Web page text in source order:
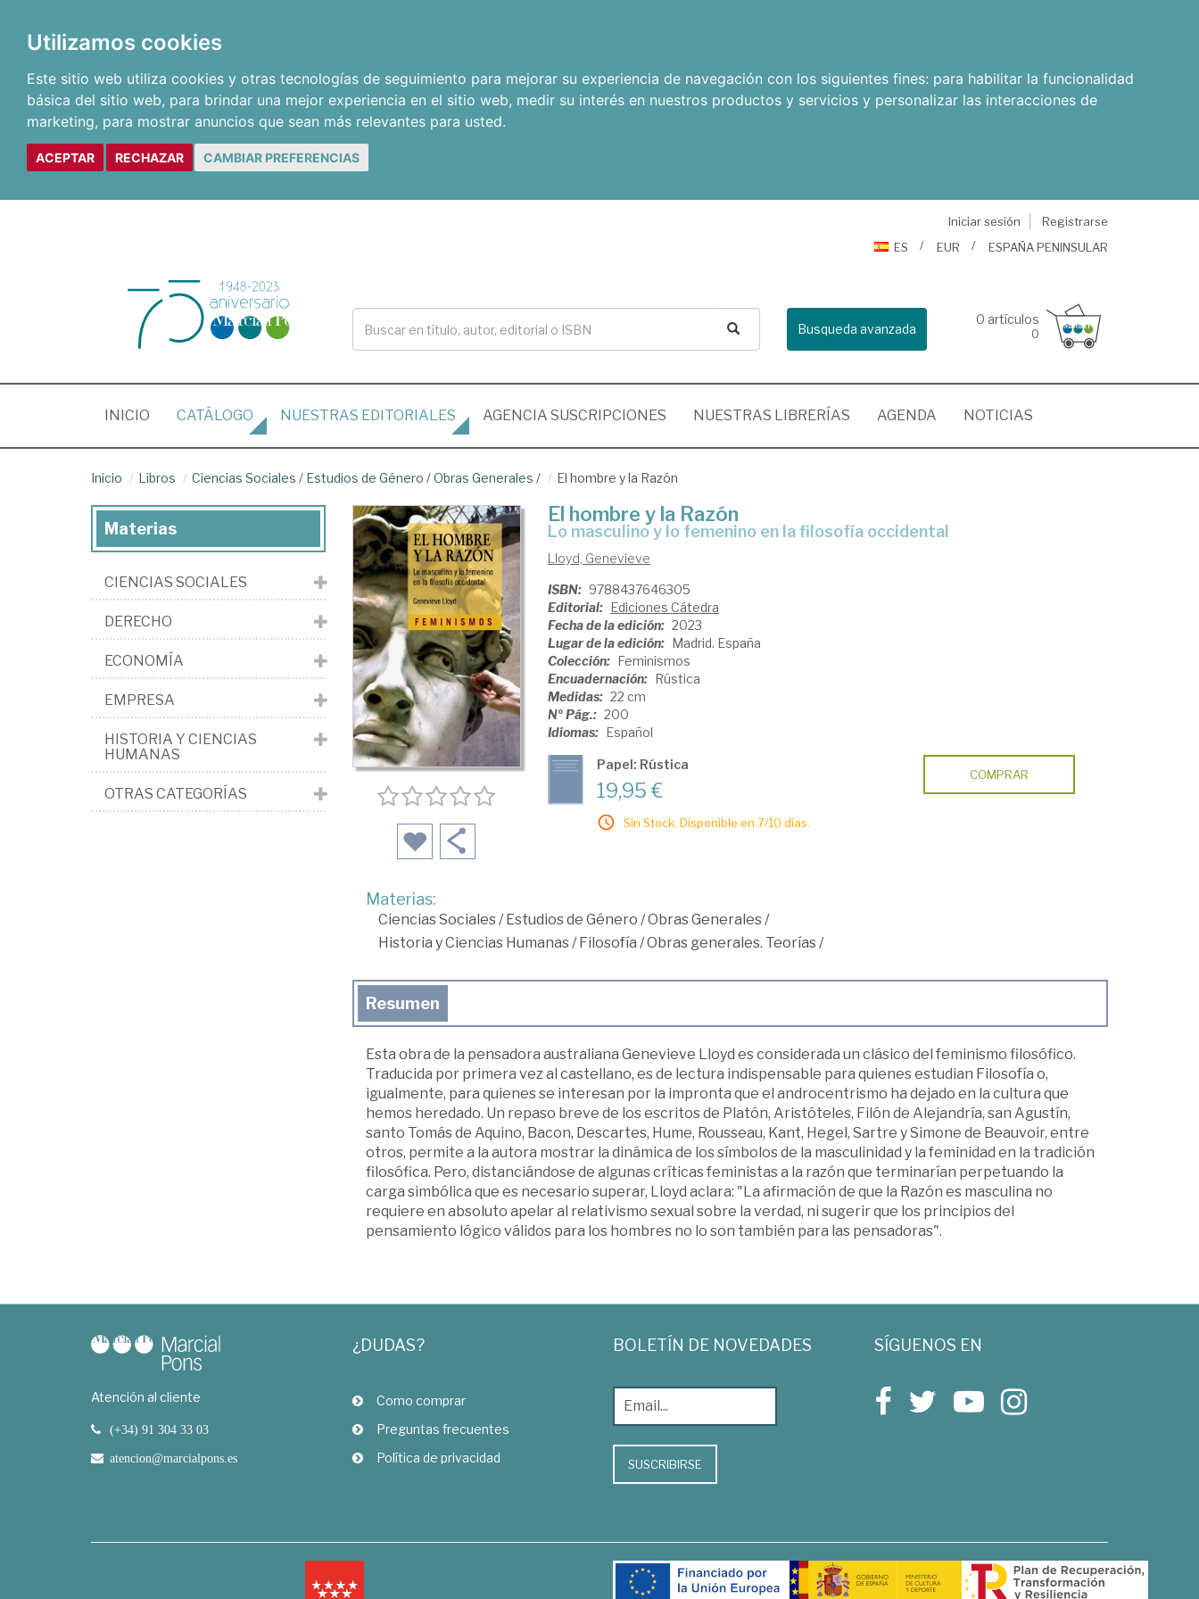
Utilizamos cookies
Este sitio web utiliza cookies y otras tecnologías de seguimiento para mejorar su experiencia de navegación con los siguientes fines: para habilitar la funcionalidad
básica del sitio web, para brindar una mejor experiencia en el sitio web, medir su interés en nuestros productos y servicios y personalizar las interacciones de
marketing, para mostrar anuncios que sean más relevantes para usted.
ACEPTAR RECHAZAR CAMBIAR PREFERENCIAS
Iniciar sesión
Registrarse
ES
EUR ESPAÑA PENINSULAR
Busqueda avanzada
0 artículos
0
INICIO (CURRENT)
CATÁLOGO NUESTRAS EDITORIALES AGENCIA SUSCRIPCIONES NUESTRAS LIBRERÍAS AGENDA NOTICIAS
Inicio Libros Ciencias Sociales / Estudios de Género /Obras Generales / El hombre y la Razón
El hombre y la Razón
Lo masculino y lo femenino en la filosofía occidental
Lloyd, Genevieve
ISBN: 9788437646305
Editorial: Ediciones Cátedra
Fecha de la edición: 2023
Lugar de la edición: Madrid. España
Colección: Feminismos
Encuadernación: Rústica
Medidas: 22 cm
Nº Pág.: 200
Idiomas: Español
Papel: Rústica
19,95 €
Sin Stock. Disponible en 7/10 días.
COMPRAR
Materias:
Ciencias Sociales/Estudios de Género /Obras Generales/
Historia y Ciencias Humanas/Filosofía /Obras generales. Teorías/
Resumen
Esta obra de la pensadora australiana Genevieve Lloyd es considerada un clásico del feminismo filosófico.
Traducida por primera vez al castellano, es de lectura indispensable para quienes estudian Filosofía o,
igualmente, para quienes se interesan por la impronta que el androcentrismo ha dejado en la cultura que
hemos heredado. Un repaso breve de los escritos de Platón, Aristóteles, Filón de Alejandría, san Agustín,
santo Tomás de Aquino, Bacon, Descartes, Hume, Rousseau, Kant, Hegel, Sartre y Simone de Beauvoir, entre
otros, permite a la autora mostrar la dinámica de los símbolos de la masculinidad y la feminidad en la tradición
filosófica. Pero, distanciándose de algunas críticas feministas a la razón que terminarían perpetuando la
carga simbólica que es necesario superar, Lloyd aclara: "La afirmación de que la Razón es masculina no
requiere en absoluto apelar al relativismo sexual sobre la verdad, ni sugerir que los principios del
pensamiento lógico válidos para los hombres no lo son también para las pensadoras".
Materias
CIENCIAS SOCIALES
DERECHO
ECONOMÍA
EMPRESA
HISTORIA Y CIENCIAS
HUMANAS
OTRAS CATEGORÍAS
Atención al cliente
(+34) 91 304 33 03
atencion@marcialpons.es
¿DUDAS?
Como comprar
Preguntas frecuentes
Política de privacidad
BOLETÍN DE NOVEDADES
SUSCRIBIRSE
SÍGUENOS EN